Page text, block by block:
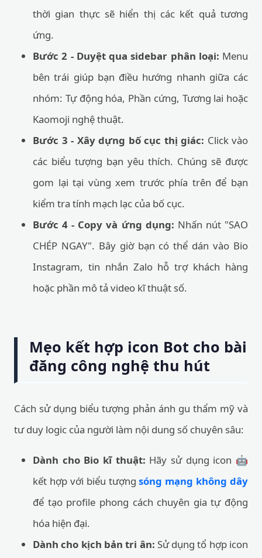
thời gian thực sẽ hiển thị các kết quả tương
ứng.
Bước 2 - Duyệt qua sidebar phân loại: Menu
bên trái giúp bạn điều hướng nhanh giữa các
nhóm: Tự động hóa, Phần cứng, Tương lai hoặc
Kaomoji nghệ thuật.
Bước 3 - Xây dựng bố cục thị giác: Click vào
các biểu tượng bạn yêu thích. Chúng sẽ được
gom lại tại vùng xem trước phía trên để bạn
kiểm tra tính mạch lạc của bố cục.
Bước 4 - Copy và ứng dụng: Nhấn nút "SAO
CHÉP NGAY". Bây giờ bạn có thể dán vào Bio
Instagram, tin nhắn Zalo hỗ trợ khách hàng
hoặc phần mô tả video kĩ thuật số.
Mẹo kết hợp icon Bot cho bài
đăng công nghệ thu hút
Cách sử dụng biểu tượng phản ánh gu thẩm mỹ và
tư duy logic của người làm nội dung số chuyên sâu:
Dành cho Bio kĩ thuật: Hãy sử dụng icon 🤖
kết hợp với biểu tượngsóng mạng không dây
để tạo profile phong cách chuyên gia tự động
hóa hiện đại.
Dành cho kịch bản tri ân: Sử dụng tổ hợp icon